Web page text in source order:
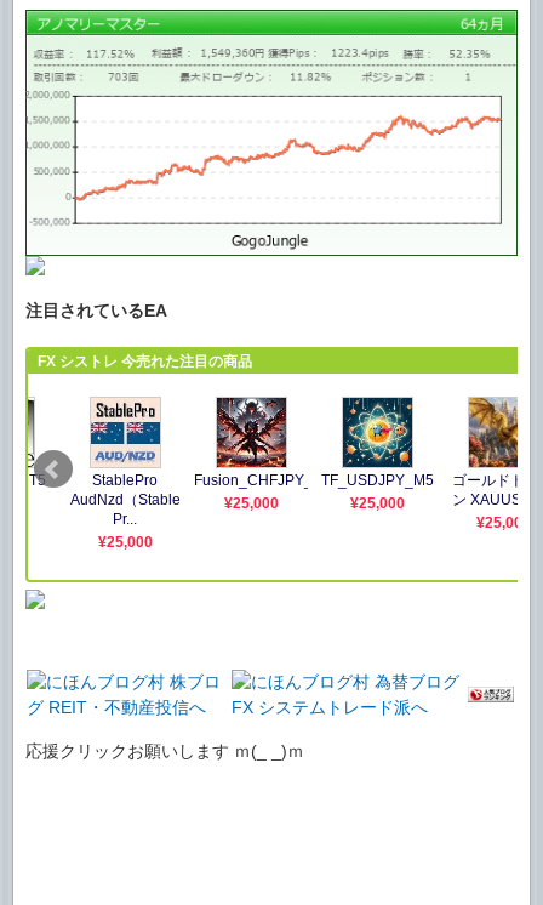
注目されているEA
応援クリックお願いします ｍ(_ _)ｍ